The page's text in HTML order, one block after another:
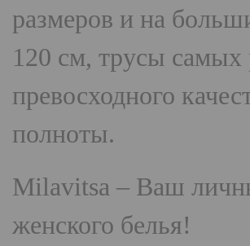
размеров и на
120 см, трусы
превосходного
полноты.
Milavitsa – Ваш
женского белья!